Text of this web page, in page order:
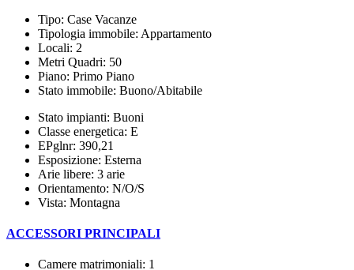
Tipo: Case Vacanze
Tipologia immobile: Appartamento
Locali: 2
Metri Quadri: 50
Piano: Primo Piano
Stato immobile: Buono/Abitabile
Stato impianti: Buoni
Classe energetica: E
EPglnr: 390,21
Esposizione: Esterna
Arie libere: 3 arie
Orientamento: N/O/S
Vista: Montagna
ACCESSORI PRINCIPALI
Camere matrimoniali: 1